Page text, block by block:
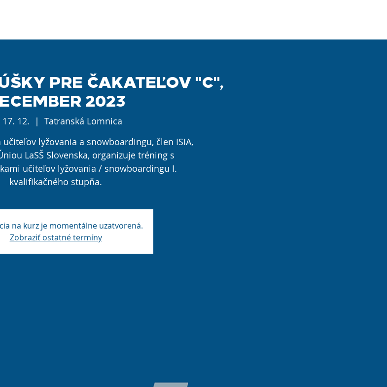
PRE ČAKATEĽOV "C",
2023
17. 12.
  |
Tatranská Lomnica
učiteľov lyžovania a snowboardingu, člen ISIA,
LaSŠ Slovenska, organizuje tréning s
učiteľov lyžovania / snowboardingu I.
kvalifikačného stupňa.
na kurz je momentálne uzatvorená.
Zobraziť ostatné termíny